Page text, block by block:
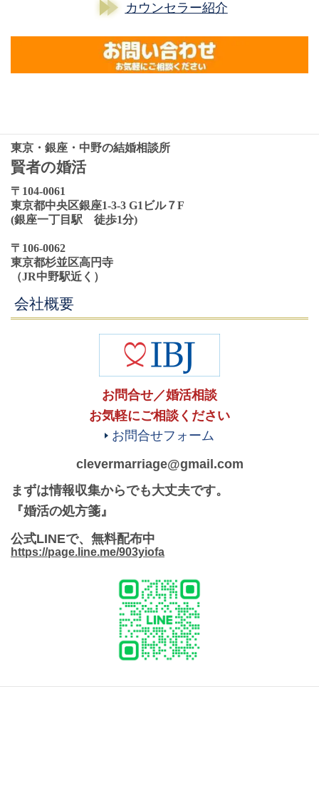
カウンセラー紹介
東京・銀座・中野の結婚相談所
賢者の婚活
〒104-0061
東京都中央区銀座1-3-3 G1ビル７F
(銀座一丁目駅 徒歩1分)
〒106-0062
東京都杉並区高円寺
（JR中野駅近く）
会社概要
お問合せ／婚活相談
お気軽にご相談ください
お問合せフォーム
clevermarriage@gmail.com
まずは情報収集からでも大丈夫です。
『婚活の処方箋』
公式LINEで、無料配布中
https://page.line.me/903yiofa